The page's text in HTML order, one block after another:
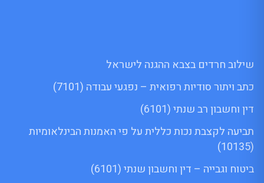
שילוב חרדים בצבא ההגנה לישראל
כתב ויתור סודיות רפואית – נפגעי עבודה (7101)
דין וחשבון רב שנתי (6101)
תביעה לקצבת נכות כללית על פי האמנות הבינלאומיות
(10135)
ביטוח וגבייה – דין וחשבון שנתי (6101)